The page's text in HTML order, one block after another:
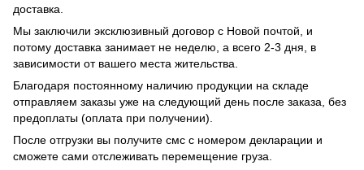
доставка.
Мы заключили эксклюзивный договор с Новой почтой, и
потому доставка занимает не неделю, а всего 2-3 дня, в
зависимости от вашего места жительства.
Благодаря постоянному наличию продукции на складе
отправляем заказы уже на следующий день после заказа, без
предоплаты (оплата при получении).
После отгрузки вы получите смс с номером декларации и
сможете сами отслеживать перемещение груза.